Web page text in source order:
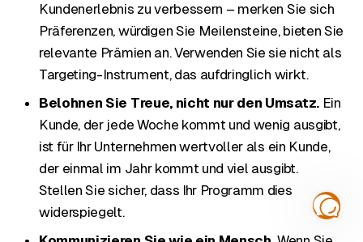
Kundenerlebnis zu verbessern – merken Sie sich
Präferenzen, würdigen Sie Meilensteine, bieten Sie
relevante Prämien an. Verwenden Sie sie nicht als
Targeting-Instrument, das aufdringlich wirkt.
Belohnen Sie Treue, nicht nur den Umsatz.Ein
Kunde, der jede Woche kommt und wenig ausgibt,
ist für Ihr Unternehmen wertvoller als ein Kunde,
der einmal im Jahr kommt und viel ausgibt.
Stellen Sie sicher, dass Ihr Programm dies
widerspiegelt.